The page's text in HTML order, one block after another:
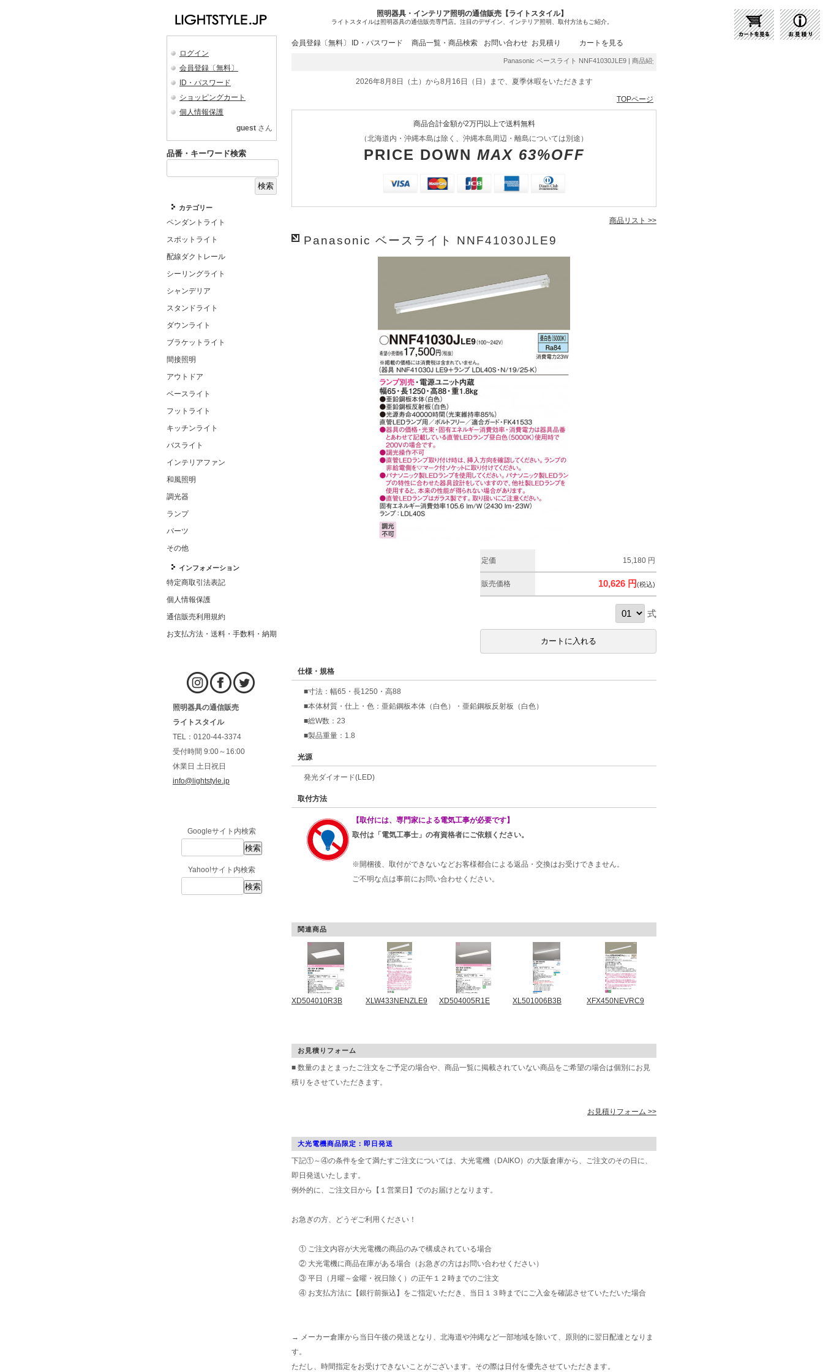
照明器具・インテリア照明の通信販売【ライトスタイル】
ライトスタイルは照明器具の通信販売専門店。注目のデザイン、インテリア照明、取付方法もご紹介。
ログイン
会員登録〔無料〕
ID・パスワード
ショッピングカート
個人情報保護
guest さん
品番・キーワード検索
カテゴリー
ペンダントライト
スポットライト
配線ダクトレール
シーリングライト
シャンデリア
スタンドライト
ダウンライト
ブラケットライト
間接照明
アウトドア
ベースライト
フットライト
キッチンライト
バスライト
インテリアファン
和風照明
調光器
ランプ
パーツ
その他
インフォメーション
特定商取引法表記
個人情報保護
通信販売利用規約
お支払方法・送料・手数料・納期
照明器具の通信販売
ライトスタイル
TEL：0120-44-3374
受付時間 9:00～16:00
休業日 土日祝日
info@lightstyle.jp
Googleサイト内検索
Yahoo!サイト内検索
会員登録〔無料〕 ID・パスワード 商品一覧・商品検索 お問い合わせ お見積り カートを見る
Panasonic ベースライト NNF41030JLE9 | 商品紹介 | 照明器具の通販・インテリア照明の通信販売【ライトス
2026年8月8日（土）から8月16日（日）まで、夏季休暇をいただきます
TOPページ
商品合計金額が2万円以上で送料無料
（北海道内・沖縄本島は除く、沖縄本島周辺・離島については別途）
PRICE DOWN MAX 63%OFF
商品リスト >>
Panasonic ベースライト NNF41030JLE9
定価 15,180 円
販売価格 10,626 円(税込)
式
仕様・規格
■寸法：幅65・長1250・高88
■本体材質・仕上・色：亜鉛鋼板本体（白色）・亜鉛鋼板反射板（白色）
■総W数：23
■製品重量：1.8
光源
発光ダイオード(LED)
取付方法
【取付には、専門家による電気工事が必要です】
取付は「電気工事士」の有資格者にご依頼ください。
※開梱後、取付ができないなどお客様都合による返品・交換はお受けできません。
ご不明な点は事前にお問い合わせください。
関連商品
XD504010R3B XLW433NENZLE9 XD504005R1E XL501006B3B XFX450NEVRC9
お見積りフォーム
■ 数量のまとまったご注文をご予定の場合や、商品一覧に掲載されていない商品をご希望の場合は個別にお見
積りをさせていただきます。
お見積りフォーム >>
大光電機商品限定：即日発送
下記①～④の条件を全て満たすご注文については、大光電機（DAIKO）の大阪倉庫から、ご注文のその日に、
即日発送いたします。
例外的に、ご注文日から【１営業日】でのお届けとなります。
お急ぎの方、どうぞご利用ください！
① ご注文内容が大光電機の商品のみで構成されている場合
② 大光電機に商品在庫がある場合（お急ぎの方はお問い合わせください）
③ 平日（月曜～金曜・祝日除く）の正午１２時までのご注文
④ お支払方法に【銀行前振込】をご指定いただき、当日１３時までにご入金を確認させていただいた場合
→ メーカー倉庫から当日午後の発送となり、北海道や沖縄など一部地域を除いて、原則的に翌日配達となりま
す。
ただし、時間指定をお受けできないことがございます。その際は日付を優先させていただきます。